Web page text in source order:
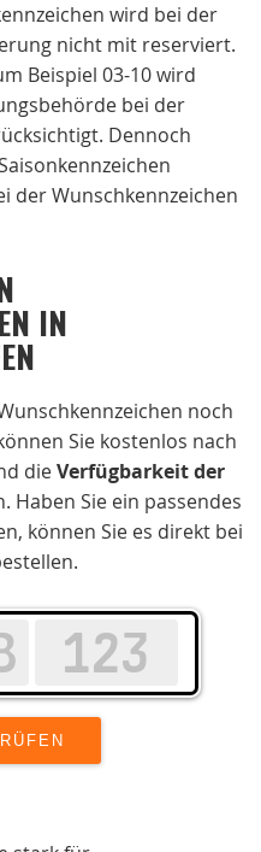
wird bei der
nicht mit reserviert.
Beispiel 03-10 wird
bei der
Dennoch
der Wunschkennzeichen
IN
noch
Sie kostenlos nach
dieVerfügbarkeit der
Haben Sie ein passendes
können Sie es direkt bei